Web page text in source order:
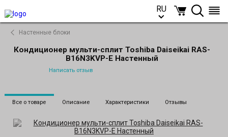
RU
Настенные блоки
Кондиционер мульти-сплит Toshiba Daiseikai RAS-
B16N3KVP-E Настенный
Написать отзыв
Все о товаре Описание Характеристики Отзывы